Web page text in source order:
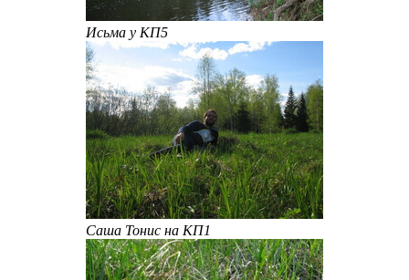
Исьма у КП5
Саша Тонис на КП1